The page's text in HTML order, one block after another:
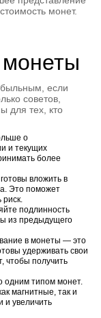
монет.
если
советов,
для тех, кто
о
и текущих
более
вложить в
Это поможет
подлинность
из предыдущего
в монеты — это
удерживать свои
чтобы получить
одним типом монет.
магнитные, так и
и увеличить